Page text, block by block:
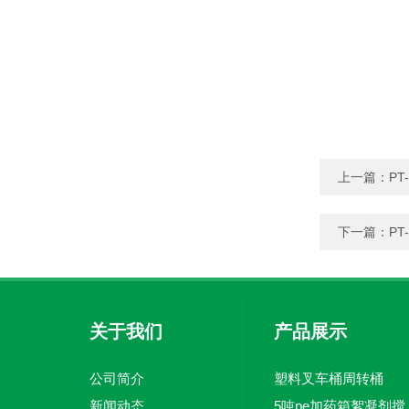
上一篇：
下一篇：
关于我们
公司简介
新闻动态
产品展示
塑料叉车桶周转桶
5吨pe